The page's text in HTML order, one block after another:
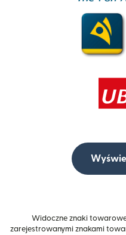
Widoczne znaki
zarejestrowanymi znakami